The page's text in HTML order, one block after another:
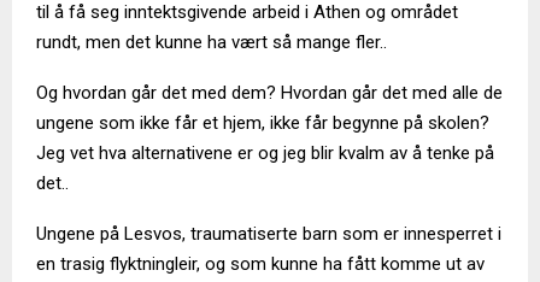
til å få seg inntektsgivende arbeid i Athen og området
rundt, men det kunne ha vært så mange fler..
Og hvordan går det med dem? Hvordan går det med alle de
ungene som ikke får et hjem, ikke får begynne på skolen?
Jeg vet hva alternativene er og jeg blir kvalm av å tenke på
det..
Ungene på Lesvos, traumatiserte barn som er innesperret i
en trasig flyktningleir, og som kunne ha fått komme ut av